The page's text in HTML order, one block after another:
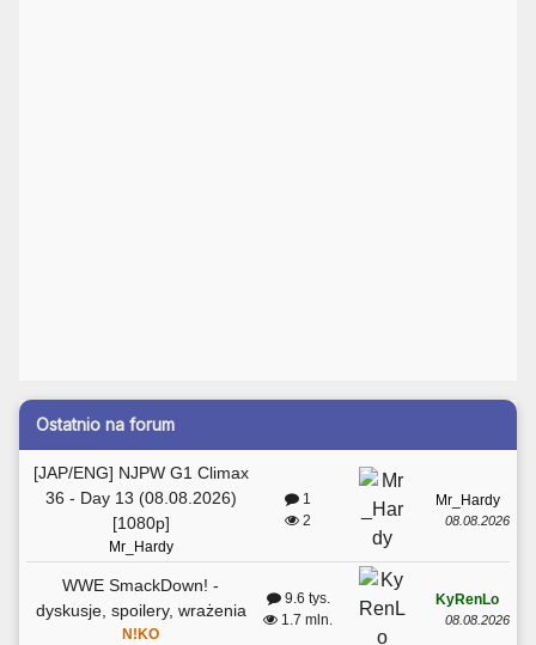
Ostatnio na forum
[JAP/ENG] NJPW G1 Climax
36 - Day 13 (08.08.2026)
[1080p]
Mr_Hardy
1
2
Mr_Hardy
08.08.2026
WWE SmackDown! -
dyskusje, spoilery, wrażenia
N!KO
9.6 tys.
1.7 mln.
KyRenLo
08.08.2026